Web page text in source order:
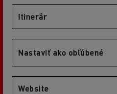
Itinerár
Nastaviť ako obľúbené
Website